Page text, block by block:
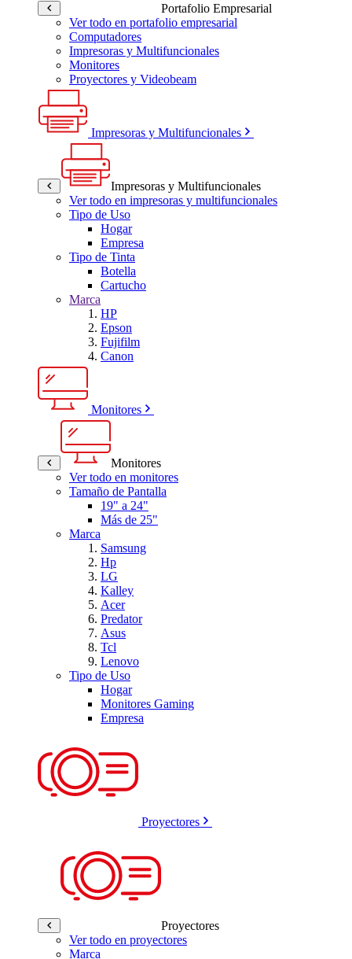
Portafolio Empresarial
Ver todo en portafolio empresarial
Computadores
Impresoras y Multifuncionales
Monitores
Proyectores y Videobeam
Impresoras y Multifuncionales
Impresoras y Multifuncionales
Ver todo en impresoras y multifuncionales
Tipo de Uso
Hogar
Empresa
Tipo de Tinta
Botella
Cartucho
Marca
HP
Epson
Fujifilm
Canon
Monitores
Monitores
Ver todo en monitores
Tamaño de Pantalla
19" a 24"
Más de 25"
Marca
Samsung
Hp
LG
Kalley
Acer
Predator
Asus
Tcl
Lenovo
Tipo de Uso
Hogar
Monitores Gaming
Empresa
Proyectores
Proyectores
Ver todo en proyectores
Marca